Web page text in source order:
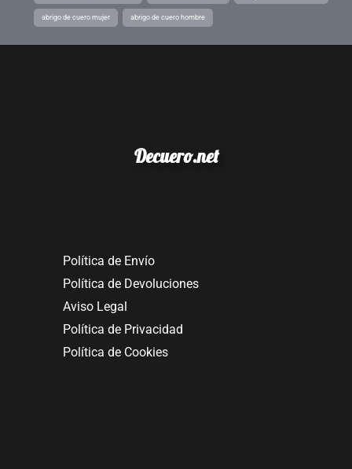
abrigo de cuero mujer abrigo de cuero hombre
Decuero.net
Política de Envío
Política de Devoluciones
Aviso Legal
Política de Privacidad
Política de Cookies